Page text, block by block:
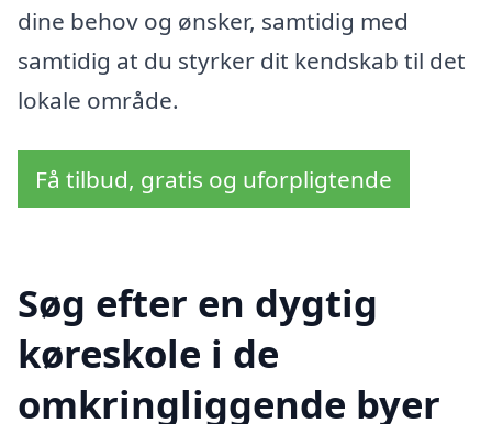
dine behov og ønsker, samtidig med
samtidig at du styrker dit kendskab til det
lokale område.
Få tilbud, gratis og uforpligtende
Søg efter en dygtig
køreskole i de
omkringliggende byer